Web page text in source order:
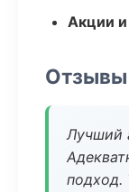
Акции и
Отзывы
Лучший
подход.